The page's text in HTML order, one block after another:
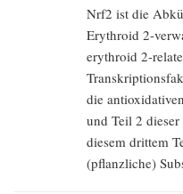
Nrf2 ist die
Erythroid 2-
erythroid 2-
die
und Teil 2
diesem drittem
(pflanzliche)